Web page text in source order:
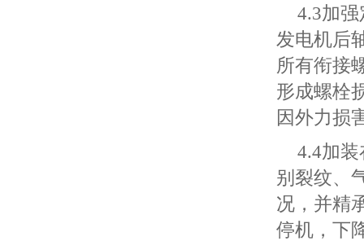
4.3加
发电机后
所有衔接
形成螺栓
因外力损
4.4加
别裂纹、
况，并精
停机，下